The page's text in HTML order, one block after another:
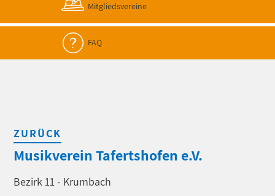
Mitgliedsvereine
FAQ
ZURÜCK
Musikverein Tafertshofen e.V.
Bezirk 11 - Krumbach